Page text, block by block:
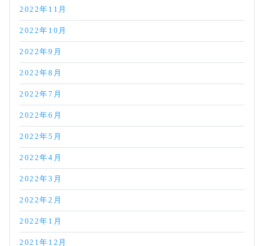
2022年11月
2022年10月
2022年9月
2022年8月
2022年7月
2022年6月
2022年5月
2022年4月
2022年3月
2022年2月
2022年1月
2021年12月